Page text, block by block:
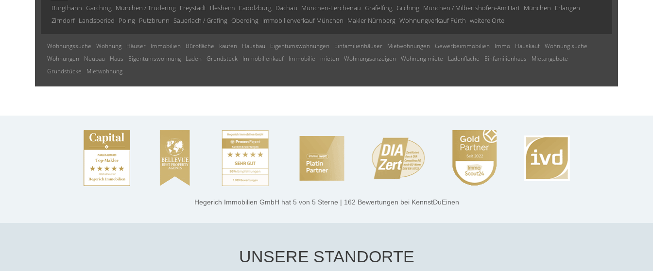
Burgthann Garching München / Trudering Freystadt Illesheim Cadolzburg Dachau München-Lerchenau Gräfelfing Gilching München / Milbertshofen-Am Hart München Erlangen
Zirndorf Landsberied Poing Putzbrunn Sauerlach / Grafing Oberding Immobilienverkauf München Makler Nürnberg Wohnungverkauf Fürth weitere Orte
Wohnungssuche Wohnung Häuser Immobilien Bürofläche kaufen Hausbau Eigentumswohnungen Einfamilienhäuser Mietwohnungen Gewerbeimmobilien Immo Hauskauf Wohnung suche
Wohnungen
Neubau Haus Eigentumswohnung Laden Grundstück Immobilienkauf Immobilie mieten Wohnungsanzeigen Wohnung miete Ladenfläche Einfamilienhaus
Mietangebote
Grundstücke
Mietwohnung
Hegerich Immobilien GmbH hat 5 von 5 Sterne | 162 Bewertungen bei KennstDuEinen
UNSERE STANDORTE